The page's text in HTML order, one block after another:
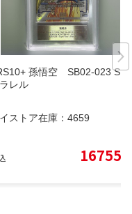
孫悟空 SB02-023 SR
レル
ストア在庫： 4659
16755